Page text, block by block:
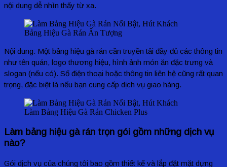
nội dung dễ nhìn thấy từ xa.
Bảng Hiệu Gà Rán Ấn Tượng
Nội dung: Một bảng hiệu gà rán cần truyền tải đầy đủ các thông tin
như tên quán, logo thương hiệu, hình ảnh món ăn đặc trưng và
slogan (nếu có). Số điện thoại hoặc thông tin liên hệ cũng rất quan
trọng, đặc biệt là nếu bạn cung cấp dịch vụ giao hàng.
Làm Bảng Hiệu Gà Rán Chicken Plus
Làm bảng hiệu gà rán trọn gói gồm những dịch vụ
nào?
Gói dịch vụ của chúng tôi bao gồm thiết kế và lắp đặt mặt dựng